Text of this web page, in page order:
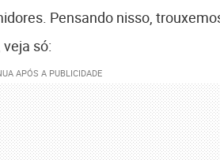
Pensando nisso,
só: